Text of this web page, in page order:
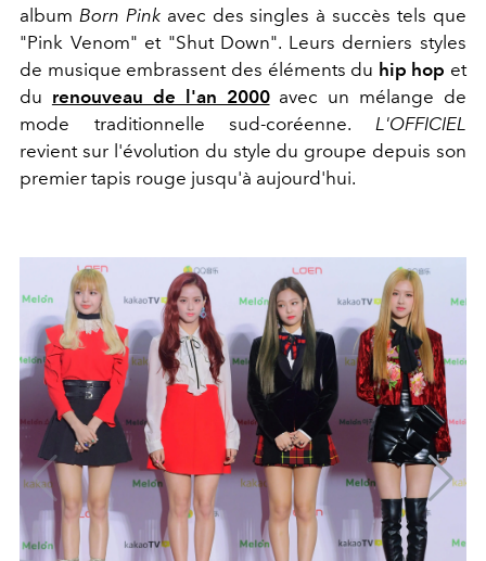
album Born Pinkavec des singles à succès tels que
"Pink Venom" et "Shut Down". Leurs derniers styles
de musique embrassent des éléments du hip hop et
du renouveau de l'an 2000avec un mélange de
mode traditionnelle sud-coréenne. L'OFFICIEL
revient sur l'évolution du style du groupe depuis son
premier tapis rouge jusqu'à aujourd'hui.